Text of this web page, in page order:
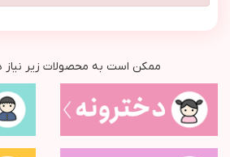
ممکن است به محصولات زیر نیاز